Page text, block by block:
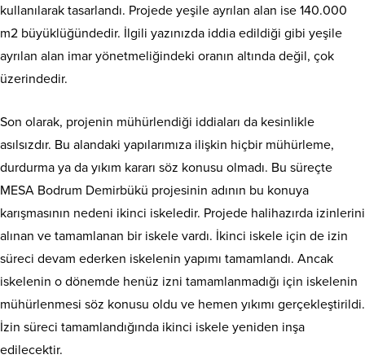
kullanılarak tasarlandı. Projede yeşile ayrılan alan ise 140.000
m2 büyüklüğündedir. İlgili yazınızda iddia edildiği gibi yeşile
ayrılan alan imar yönetmeliğindeki oranın altında değil, çok
üzerindedir.
Son olarak, projenin mühürlendiği iddiaları da kesinlikle
asılsızdır. Bu alandaki yapılarımıza ilişkin hiçbir mühürleme,
durdurma ya da yıkım kararı söz konusu olmadı. Bu süreçte
MESA Bodrum Demirbükü projesinin adının bu konuya
karışmasının nedeni ikinci iskeledir. Projede halihazırda izinlerini
alınan ve tamamlanan bir iskele vardı. İkinci iskele için de izin
süreci devam ederken iskelenin yapımı tamamlandı. Ancak
iskelenin o dönemde henüz izni tamamlanmadığı için iskelenin
mühürlenmesi söz konusu oldu ve hemen yıkımı gerçekleştirildi.
İzin süreci tamamlandığında ikinci iskele yeniden inşa
edilecektir.